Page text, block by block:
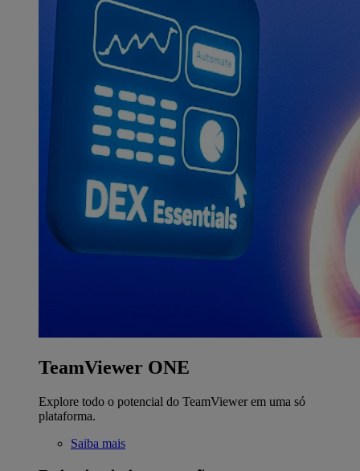
TeamViewer ONE
Explore todo o potencial do TeamViewer em uma só
plataforma.
Saiba mais